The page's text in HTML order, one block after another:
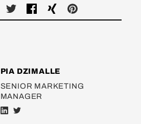
PIA DZIMALLE
SENIOR MARKETING
MANAGER